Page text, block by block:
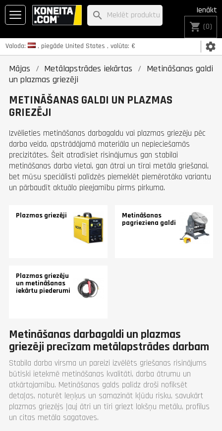
Valoda: , piegāde United States , valūta: € settings
Ienākt
shopping_cart (0)
search
Mājas Metālapstrādes iekārtas
Metināšanas galdi
un plazmas griezēji
METINĀŠANAS GALDI UN PLAZMAS
GRIEZĒJI
Izvēlieties metināšanas darbagaldu vai plazmas griezēju pēc
darba veida, apstrādājamā materiāla un nepieciešamās
precizitātes. Šeit atradīsiet risinājumus gan stabilai
metināšanas darba vietai, gan ātrai un tīrai metāla griešanai,
bet mūsu speciālisti palīdzēs piemeklēt piemērotāko variantu
un pārbaudīt aktuālo pieejamību pirms pirkuma.
Plazmas griezēji
Metināšanas
pagrieziena galdi
Plazmas griezēju
un metināšanas
iekārtu piederumi
Metināšanas darbagaldi un plazmas
griezēji precīzam metālapstrādes darbam
Stabila darba virsma un pareizi izvēlēts griešanas risinājums
būtiski ietekmē metināšanas kvalitāti, darba ātrumu un
atkārtojamību. Metināšanas galds palīdz droši nofiksēt
detaļas, noturēt leņķus un samazināt kļūdu risku, savukārt
plazmas griezējs ļauj ātri un tīri griezt lokšņu metālu, profilus
un citas metāla sagataves.